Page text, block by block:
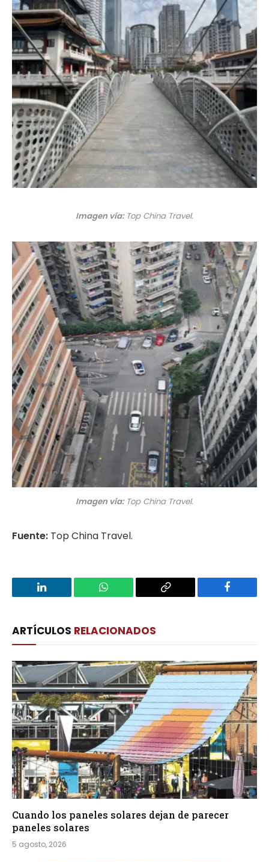
Imagen vía:Top China Travel.
Imagen vía:Top China Travel.
Fuente: Top China Travel.
LinkedIn WhatsApp
Copy
Facebook
ARTÍCULOS RELACIONADOS
Cuando los paneles solares dejan de parecer
paneles solares
5 agosto, 2026